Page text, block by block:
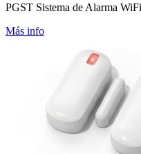
PGST Sistema de Alarma
Más info